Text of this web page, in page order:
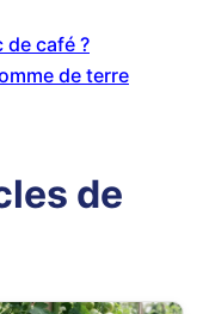
de café ?
de terre
de